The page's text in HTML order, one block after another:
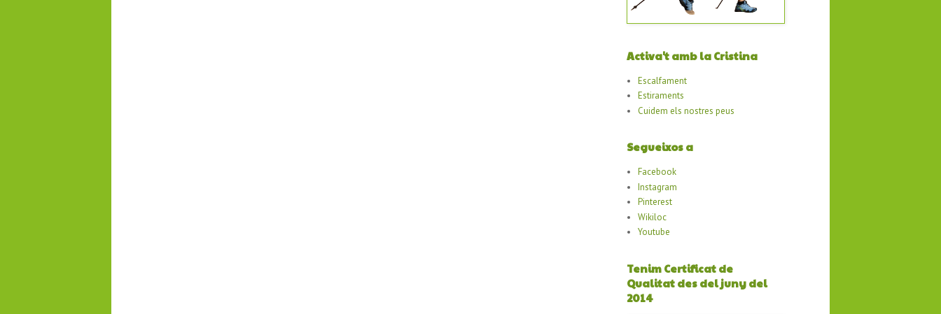
Activa't amb la Cristina
Escalfament
Estiraments
Cuidem els nostres peus
Segueixos a
Facebook
Instagram
Pinterest
Wikiloc
Youtube
Tenim Certificat de
Qualitat des del juny del
2014